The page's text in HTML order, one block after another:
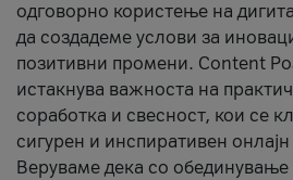
одговорно користење на
да создадеме услови за
позитивни промени. Content
истакнува важноста на
соработка и свесност, кои се
сигурен и инспиративен
Веруваме дека со обединување